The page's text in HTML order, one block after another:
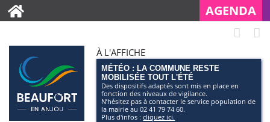
AGENDA
À L'AFFICHE
MÉTÉO : LA COMMUNE RESTE
MOBILISÉE TOUT L'ÉTÉ
Des dispositifs adaptés sont mis en place en
fonction des niveaux de vigilance.
N’hésitez pas à contacter le service population de
la mairie au 02 41 79 74 60.
Plus d'infos :cliquez ici.